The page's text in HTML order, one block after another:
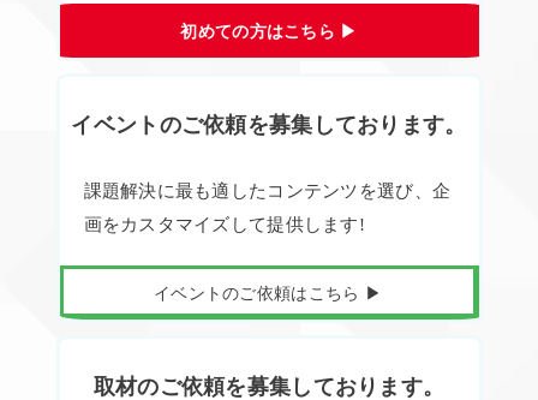
初めての方はこちら ▶︎
イベントのご依頼を募集しております。
課題解決に最も適したコンテンツを選び、企
画をカスタマイズして提供します!
イベントのご依頼はこちら ▶︎
取材のご依頼を募集しております。